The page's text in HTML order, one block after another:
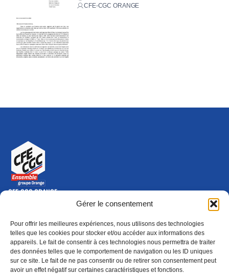
Gérer le consentement
Pour offrir les meilleures expériences, nous utilisons des technologies
telles que les cookies pour stocker et/ou accéder aux informations des
appareils. Le fait de consentir à ces technologies nous permettra de traiter
des données telles que le comportement de navigation ou les ID uniques
sur ce site. Le fait de ne pas consentir ou de retirer son consentement peut
avoir un effet négatif sur certaines caractéristiques et fonctions.
CFE-CGC ORANGE
CFE-CGC ORANGE
10-12 rue Saint Amand, 75015 Paris Cedex 15
Nous contacter
01 46 79 28 74
S'ABONNER(NOUVELLE FENÊTRE)
ADHÉRER